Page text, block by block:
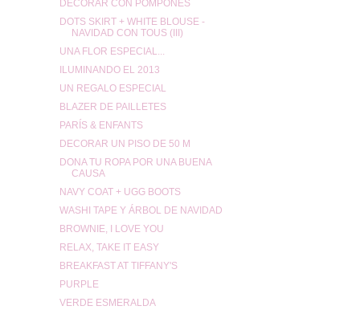
DECORAR CON POMPONES
DOTS SKIRT + WHITE BLOUSE -
NAVIDAD CON TOUS (III)
UNA FLOR ESPECIAL...
ILUMINANDO EL 2013
UN REGALO ESPECIAL
BLAZER DE PAILLETES
PARÍS & ENFANTS
DECORAR UN PISO DE 50 M
DONA TU ROPA POR UNA BUENA
CAUSA
NAVY COAT + UGG BOOTS
WASHI TAPE Y ÁRBOL DE NAVIDAD
BROWNIE, I LOVE YOU
RELAX, TAKE IT EASY
BREAKFAST AT TIFFANY'S
PURPLE
VERDE ESMERALDA